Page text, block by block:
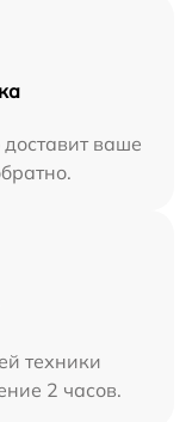
ваше
техники
2 часов.